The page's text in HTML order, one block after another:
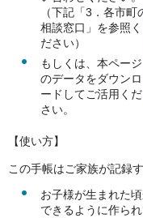
（下記「3．各市町
相談窓口」を参照く
ださい）
もしくは、本ページ
のデータをダウンロ
ードしてご活用くだ
さい。
【使い方】
この手帳はご家族が記録
お子様が生まれた
できるように作ら